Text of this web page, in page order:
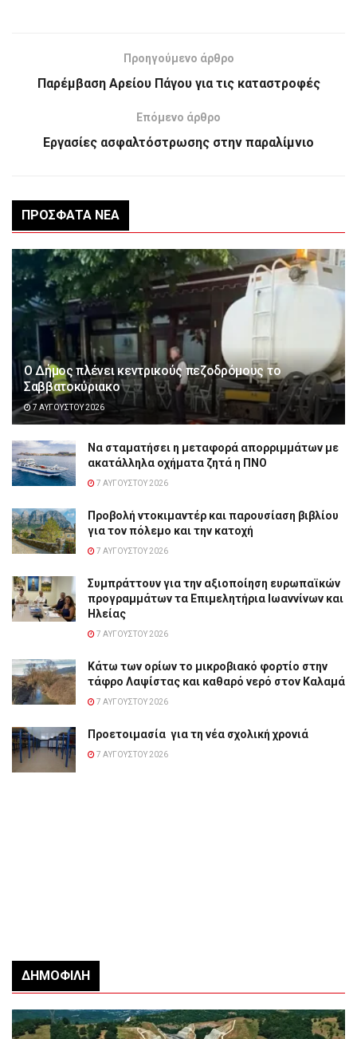
Προηγούμενο άρθρο
Παρέμβαση Αρείου Πάγου για τις καταστροφές
Επόμενο άρθρο
Εργασίες ασφαλτόστρωσης στην παραλίμνιο
ΠΡΌΣΦΑΤΑ ΝΈΑ
Ο Δήμος πλένει κεντρικούς πεζοδρόμους το
Σαββατοκύριακο
7 ΑΥΓΟΎΣΤΟΥ 2026
Να σταματήσει η μεταφορά απορριμμάτων με
ακατάλληλα οχήματα ζητά η ΠΝΟ
7 ΑΥΓΟΎΣΤΟΥ 2026
Προβολή ντοκιμαντέρ και παρουσίαση βιβλίου
για τον πόλεμο και την κατοχή
7 ΑΥΓΟΎΣΤΟΥ 2026
Συμπράττουν για την αξιοποίηση ευρωπαϊκών
προγραμμάτων τα Επιμελητήρια Ιωαννίνων και
Ηλείας
7 ΑΥΓΟΎΣΤΟΥ 2026
Κάτω των ορίων το μικροβιακό φορτίο στην
τάφρο Λαψίστας και καθαρό νερό στον Καλαμά
7 ΑΥΓΟΎΣΤΟΥ 2026
Προετοιμασία για τη νέα σχολική χρονιά
7 ΑΥΓΟΎΣΤΟΥ 2026
ΔΗΜΟΦΙΛΉ